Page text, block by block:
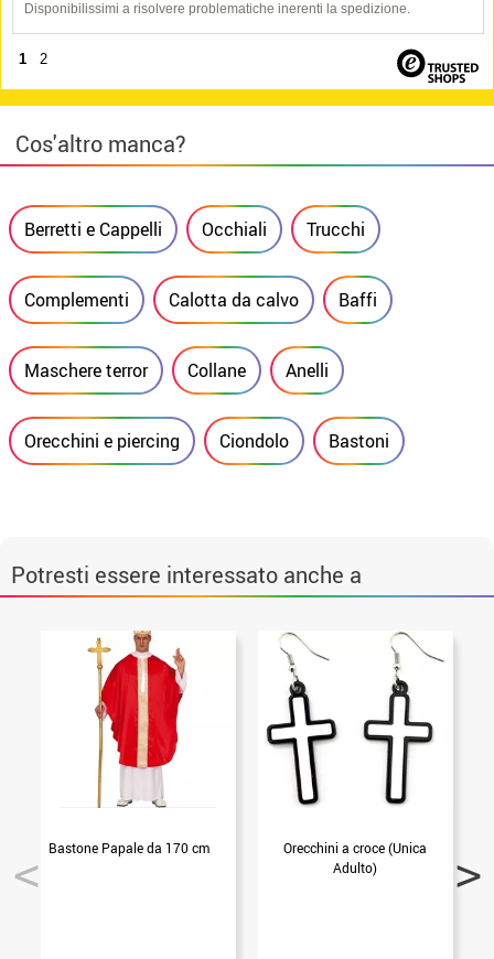
Disponibilissimi a risolvere problematiche inerenti la spedizione.
1 2
Cos'altro manca?
Berretti e Cappelli Occhiali Trucchi
Complementi Calotta da calvo Baffi
Maschere terror Collane Anelli
Orecchini e piercing Ciondolo Bastoni
Potresti essere interessato anche a
Bastone Papale da 170 cm
Orecchini a croce (Unica
Adulto)